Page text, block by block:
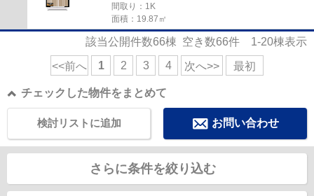
間取り：1K
面積：19.87㎡
該当公開件数66棟 空き数66件 1-20棟表示
<<前へ 1 2 3 4 次へ>> 最初
チェックした物件をまとめて
お問い合わせ
検討リストに追加
さらに条件を絞り込む